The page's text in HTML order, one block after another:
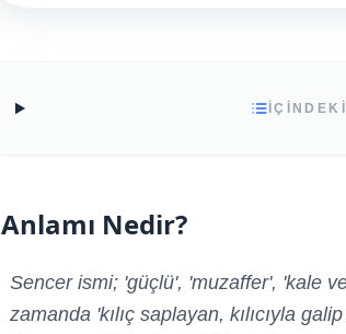
Anlamı Nedir?
Sencer ismi; 'güçlü', 'muzaffer', 'kale
zamanda 'kılıç saplayan, kılıcıyla